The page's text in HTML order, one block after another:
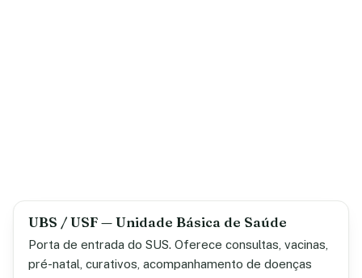
UBS / USF — Unidade Básica de Saúde
Porta de entrada do SUS. Oferece consultas, vacinas,
pré-natal, curativos, acompanhamento de doenças